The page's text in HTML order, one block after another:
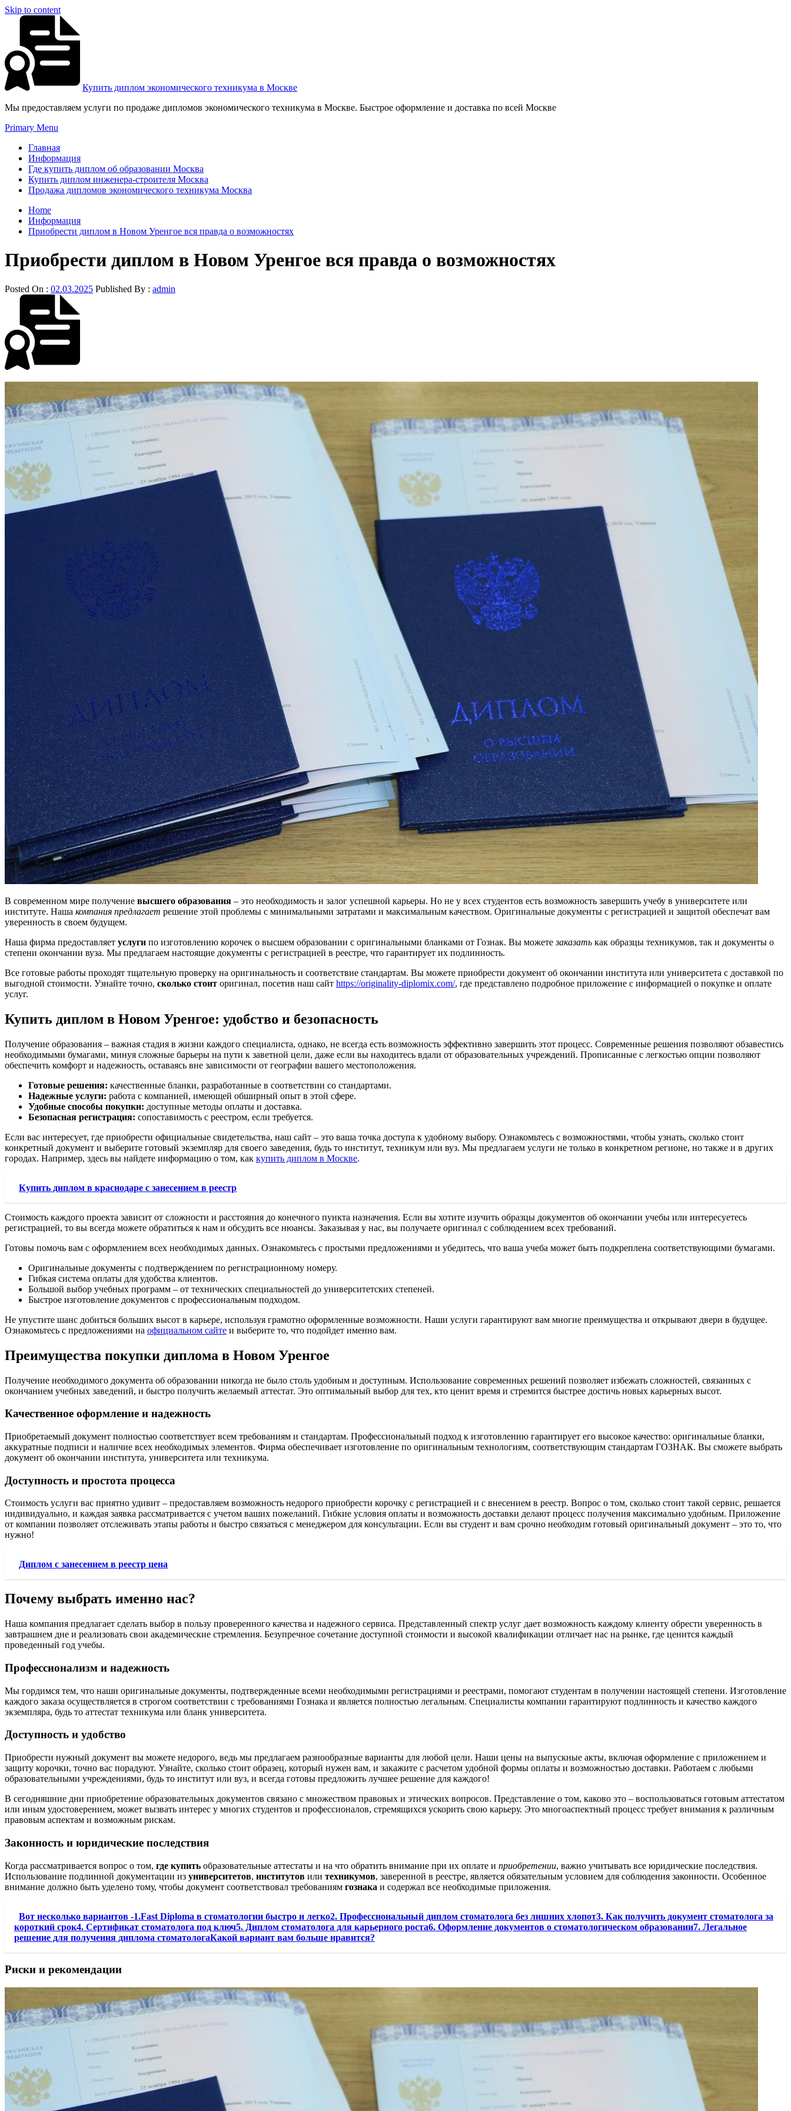
Skip to content
Купить диплом экономического техникума в Москве
Мы предоставляем услуги по продаже дипломов экономического техникума в Москве. Быстрое оформление и доставка по всей Москве
Primary Menu
Главная
Информация
Где купить диплом об образовании Москва
Купить диплом инженера-строителя Москва
Продажа дипломов экономического техникума Москва
Home
Информация
Приобрести диплом в Новом Уренгое вся правда о возможностях
Приобрести диплом в Новом Уренгое вся правда о возможностях
Posted On : 02.03.2025 Published By : admin
В современном мире получение высшего образования – это необходимость и залог успешной карьеры. Но не у всех студентов есть возможность завершить учебу в университете или
институте. Наша компания предлагает решение этой проблемы с минимальными затратами и максимальным качеством. Оригинальные документы с регистрацией и защитой обеспечат вам
уверенность в своем будущем.
Наша фирма предоставляет услуги по изготовлению корочек о высшем образовании с оригинальными бланками от Гознак. Вы можетезаказать как образцы техникумов, так и документы о
степени окончании вуза. Мы предлагаем настоящие документы с регистрацией в реестре, что гарантирует их подлинность.
Все готовые работы проходят тщательную проверку на оригинальность и соответствие стандартам. Вы можете приобрести документ об окончании института или университета с доставкой по
выгодной стоимости. Узнайте точно, сколько стоит оригинал, посетив наш сайт https://originality-diplomix.com/, где представлено подробное приложение с информацией о покупке и оплате
услуг.
Купить диплом в Новом Уренгое: удобство и безопасность
Получение образования – важная стадия в жизни каждого специалиста, однако, не всегда есть возможность эффективно завершить этот процесс. Современные решения позволяют обзавестись
необходимыми бумагами, минуя сложные барьеры на пути к заветной цели, даже если вы находитесь вдали от образовательных учреждений. Прописанные с легкостью опции позволяют
обеспечить комфорт и надежность, оставаясь вне зависимости от географии вашего местоположения.
Готовые решения: качественные бланки, разработанные в соответствии со стандартами.
Надежные услуги: работа с компанией, имеющей обширный опыт в этой сфере.
Удобные способы покупки: доступные методы оплаты и доставка.
Безопасная регистрация: сопоставимость с реестром, если требуется.
Если вас интересует, где приобрести официальные свидетельства, наш сайт – это ваша точка доступа к удобному выбору. Ознакомьтесь с возможностями, чтобы узнать, сколько стоит
конкретный документ и выберите готовый экземпляр для своего заведения, будь то институт, техникум или вуз. Мы предлагаем услуги не только в конкретном регионе, но также и в других
городах. Например, здесь вы найдете информацию о том, как купить диплом в Москве.
Купить диплом в краснодаре с занесением в реестр
Стоимость каждого проекта зависит от сложности и расстояния до конечного пункта назначения. Если вы хотите изучить образцы документов об окончании учебы или интересуетесь
регистрацией, то вы всегда можете обратиться к нам и обсудить все нюансы. Заказывая у нас, вы получаете оригинал с соблюдением всех требований.
Готовы помочь вам с оформлением всех необходимых данных. Ознакомьтесь с простыми предложениями и убедитесь, что ваша учеба может быть подкреплена соответствующими бумагами.
Оригинальные документы с подтверждением по регистрационному номеру.
Гибкая система оплаты для удобства клиентов.
Большой выбор учебных программ – от технических специальностей до университетских степеней.
Быстрое изготовление документов с профессиональным подходом.
Не упустите шанс добиться больших высот в карьере, используя грамотно оформленные возможности. Наши услуги гарантируют вам многие преимущества и открывают двери в будущее.
Ознакомьтесь с предложениями на официальном сайте и выберите то, что подойдет именно вам.
Преимущества покупки диплома в Новом Уренгое
Получение необходимого документа об образовании никогда не было столь удобным и доступным. Использование современных решений позволяет избежать сложностей, связанных с
окончанием учебных заведений, и быстро получить желаемый аттестат. Это оптимальный выбор для тех, кто ценит время и стремится быстрее достичь новых карьерных высот.
Качественное оформление и надежность
Приобретаемый документ полностью соответствует всем требованиям и стандартам. Профессиональный подход к изготовлению гарантирует его высокое качество: оригинальные бланки,
аккуратные подписи и наличие всех необходимых элементов. Фирма обеспечивает изготовление по оригинальным технологиям, соответствующим стандартам ГОЗНАК. Вы сможете выбрать
документ об окончании института, университета или техникума.
Доступность и простота процесса
Стоимость услуги вас приятно удивит – предоставляем возможность недорого приобрести корочку с регистрацией и с внесением в реестр. Вопрос о том, сколько стоит такой сервис, решается
индивидуально, и каждая заявка рассматривается с учетом ваших пожеланий. Гибкие условия оплаты и возможность доставки делают процесс получения максимально удобным. Приложение
от компании позволяет отслеживать этапы работы и быстро связаться с менеджером для консультации. Если вы студент и вам срочно необходим готовый оригинальный документ – это то, что
нужно!
Диплом с занесением в реестр цена
Почему выбрать именно нас?
Наша компания предлагает сделать выбор в пользу проверенного качества и надежного сервиса. Представленный спектр услуг дает возможность каждому клиенту обрести уверенность в
завтрашнем дне и реализовать свои академические стремления. Безупречное сочетание доступной стоимости и высокой квалификации отличает нас на рынке, где ценится каждый
проведенный год учебы.
Профессионализм и надежность
Мы гордимся тем, что наши оригинальные документы, подтвержденные всеми необходимыми регистрациями и реестрами, помогают студентам в получении настоящей степени. Изготовление
каждого заказа осуществляется в строгом соответствии с требованиями Гознака и является полностью легальным. Специалисты компании гарантируют подлинность и качество каждого
экземпляра, будь то аттестат техникума или бланк университета.
Доступность и удобство
Приобрести нужный документ вы можете недорого, ведь мы предлагаем разнообразные варианты для любой цели. Наши цены на выпускные акты, включая оформление с приложением и
защиту корочки, точно вас порадуют. Узнайте, сколько стоит образец, который нужен вам, и закажите с расчетом удобной формы оплаты и возможностью доставки. Работаем с любыми
образовательными учреждениями, будь то институт или вуз, и всегда готовы предложить лучшее решение для каждого!
В сегодняшние дни приобретение образовательных документов связано с множеством правовых и этических вопросов. Представление о том, каково это – воспользоваться готовым аттестатом
или иным удостоверением, может вызвать интерес у многих студентов и профессионалов, стремящихся ускорить свою карьеру. Это многоаспектный процесс требует внимания к различным
правовым аспектам и возможным рискам.
Законность и юридические последствия
Когда рассматривается вопрос о том, где купить образовательные аттестаты и на что обратить внимание при их оплате и приобретении, важно учитывать все юридические последствия.
Использование подлинной документации из университетов, институтов или техникумов, заверенной в реестре, является обязательным условием для соблюдения законности. Особенное
внимание должно быть уделено тому, чтобы документ соответствовал требованиям гознака и содержал все необходимые приложения.
Вот несколько вариантов -1.Fast Diploma в стоматологии быстро и легко2. Профессиональный диплом стоматолога без лишних хлопот3. Как получить документ стоматолога за
короткий срок4. Сертификат стоматолога под ключ5. Диплом стоматолога для карьерного роста6. Оформление документов о стоматологическом образовании7. Легальное
решение для получения диплома стоматологаКакой вариант вам больше нравится?
Риски и рекомендации